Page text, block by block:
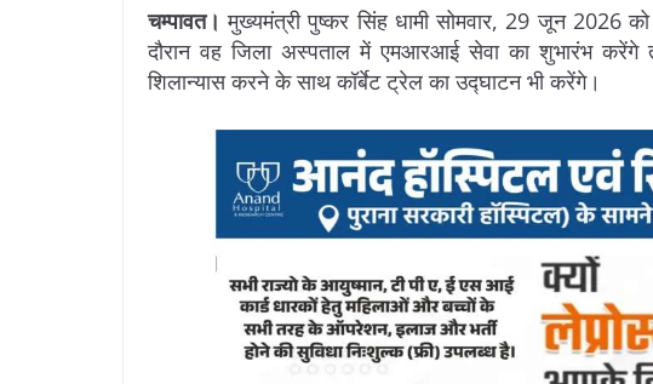
चम्पावत। मुख्यमंत्री पुष्कर सिंह धामी सोमवार, 29 जून 2026
दौरान वह जिला अस्पताल में एमआरआई सेवा का शुभारंभ करेंगे
शिलान्यास करने के साथ कॉर्बेट ट्रेल का उद्घाटन भी करेंगे।